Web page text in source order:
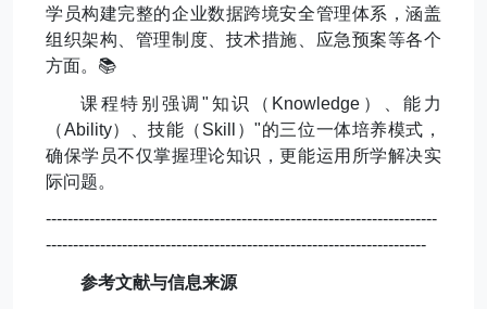
学员构建完整的企业数据跨境安全管理体系，涵盖
组织架构、管理制度、技术措施、应急预案等各个
方面。 📚
课程特别强调 " 知识（ Knowledge ）、能力
（Ability）、技能（ Skill ）"的三位一体培养模式，
确保学员不仅掌握理论知识，更能运用所学解决实
际问题。
------------------------------------------------------------------------
----------------------------------------------------------------------
参考文献与信息来源